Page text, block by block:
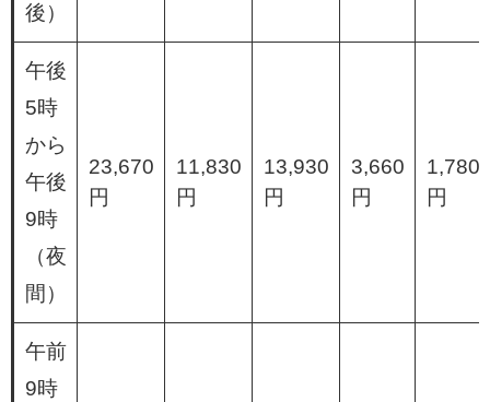
後）
午後
5時
から
午後
9時
（夜
間）
23,670
円
11,830
円
13,930
円
3,660
円
1,780
円
午前
9時